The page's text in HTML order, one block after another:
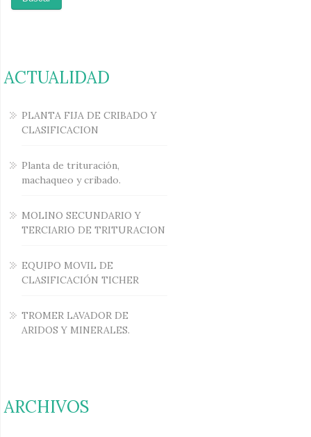
ACTUALIDAD
PLANTA FIJA DE CRIBADO Y
CLASIFICACION
Planta de trituración,
machaqueo y cribado.
MOLINO SECUNDARIO Y
TERCIARIO DE TRITURACION
EQUIPO MOVIL DE
CLASIFICACIÓN TICHER
TROMER LAVADOR DE
ARIDOS Y MINERALES.
ARCHIVOS